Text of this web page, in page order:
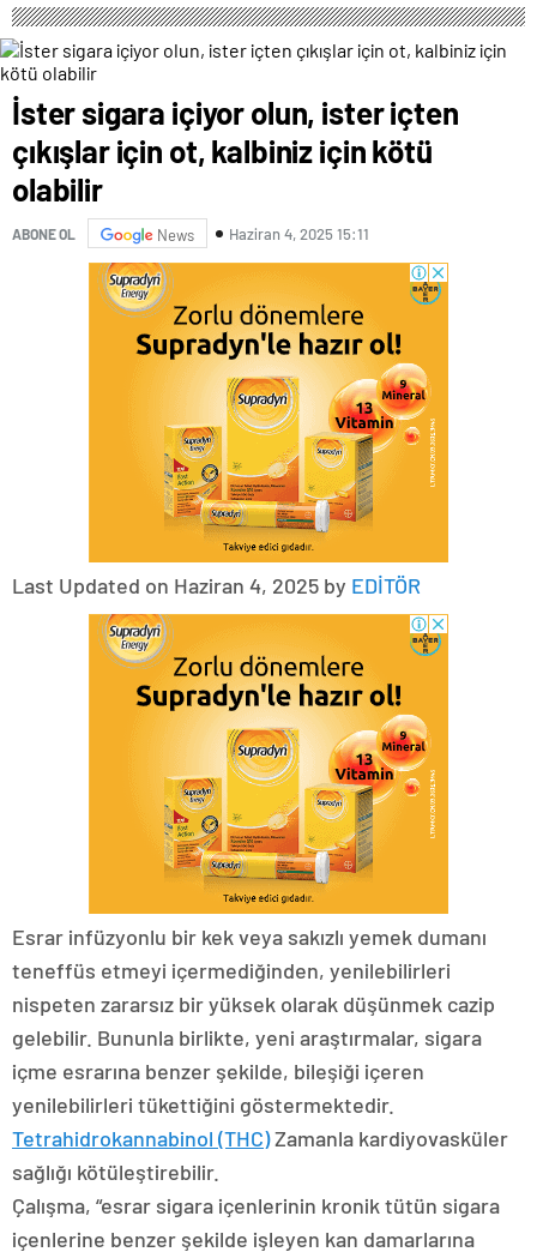
İster sigara içiyor olun, ister içten
çıkışlar için ot, kalbiniz için kötü
olabilir
ABONE OL News Haziran 4, 2025 15:11
Last Updated on Haziran 4, 2025 by EDİTÖR
Esrar infüzyonlu bir kek veya sakızlı yemek dumanı
teneffüs etmeyi içermediğinden, yenilebilirleri
nispeten zararsız bir yüksek olarak düşünmek cazip
gelebilir. Bununla birlikte, yeni araştırmalar, sigara
içme esrarına benzer şekilde, bileşiği içeren
yenilebilirleri tükettiğini göstermektedir.
Tetrahidrokannabinol (THC)Zamanla kardiyovasküler
sağlığı kötüleştirebilir.
Çalışma, “esrar sigara içenlerinin kronik tütün sigara
içenlerine benzer şekilde işleyen kan damarlarına